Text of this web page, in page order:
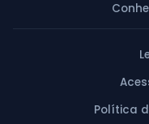
Política